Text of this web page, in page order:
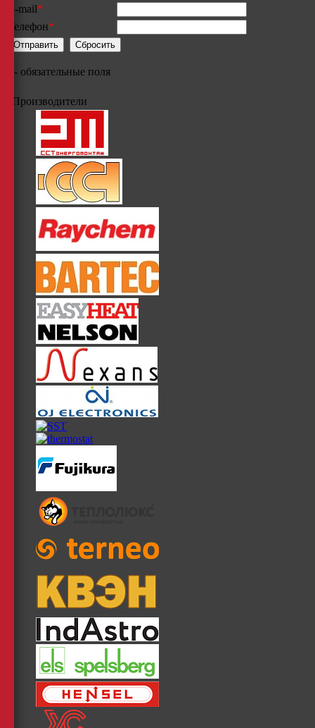
E-mail*
Телефон*
- обязательные поля
Производители